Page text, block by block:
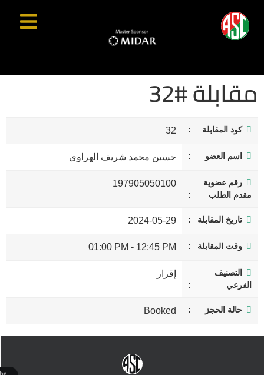
مقابلة #32
كود المقابلة 32
اسم العضو حسين محمد شريف الهراوى
رقم عضوية
مقدم الطلب
197905050100
تاريخ المقابلة 2024-05-29
وقت المقابلة 12:45 PM
-
01:00 PM
التصنيف
الفرعي
إقرار
حالة الحجز Booked